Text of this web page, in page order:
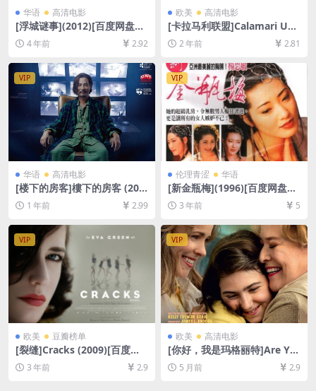
华语 高清电影
[浮城谜事](2012)[百度网盘
+迅雷云盘资源1080P超清未
删减][MP4/6GB][中文字幕日
版硬字]
4 年前 2.92
欧美 高清电影
[卡拉马利联盟]Calamari Uni
on (1985)[百度网盘+夸克网
盘1080P超清未删减资源][网
盘在线播放/下载][MP4/5.5G
B][中文字幕]
2 年前 2.81
VIP
华语 高清电影
[楼下的房客]樓下的房客 (201
6)[百度网盘+夸克网盘1080P
超清未删减资源][网盘在线播
放/下载][MP4/7.4GB][中文字
幕]
1 年前 2.99
VIP
伦理青涩 华语
[新金瓶梅](1996)[百度网盘
+夸克网盘+迅雷云盘DVD原盘
高清未删减资源][网盘下载][M
P4/20GB][国语中字]【手机/
平板无法在线播放，请使用电
脑下载防和谐压缩包（含解压
密码）】
3 年前 5
VIP
欧美 豆瓣榜单
[裂缝]Cracks (2009)[百度网
盘+夸克网盘1080P超清未删
减资源][网盘在线播放/下载]
3 年前 2.9
VIP
欧美 高清电影
[你好，我是玛格丽特]Are Yo
u There God? It’s Me, Marg
aret. (2023)[百度网盘+夸克
5 月前 2.9